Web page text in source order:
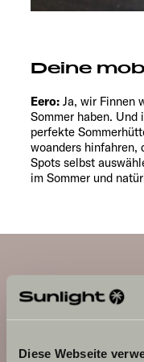
Diese Webseite
Deine
Eero: Ja, wir Finnen
Sommer haben.
perfekte
woanders hinfahren,
Spots selbst
im Sommer und
T